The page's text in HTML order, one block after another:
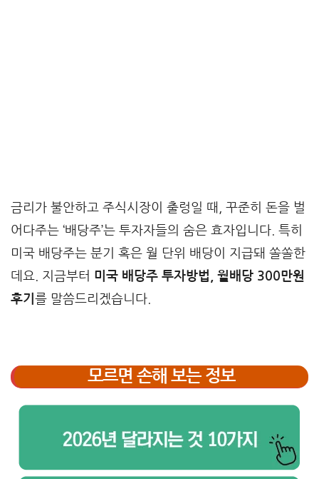
금리가 불안하고 주식시장이 출렁일 때, 꾸준히 돈을 벌
어다주는 ‘배당주’는 투자자들의 숨은 효자입니다. 특히
미국 배당주는 분기 혹은 월 단위 배당이 지급돼 쏠쏠한
데요. 지금부터 미국 배당주 투자방법, 월배당 300만원
후기 를 말씀드리겠습니다.
모르면 손해 보는 정보